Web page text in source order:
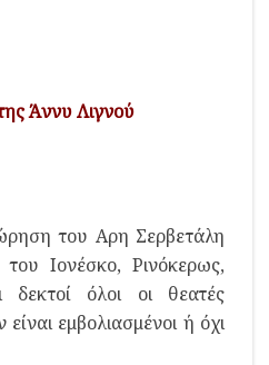
Άννυ Λιγνού
του Αρη Σερβετάλη
Ιονέσκο, Ρινόκερως,
δεκτοί όλοι οι θεατές
εμβολιασμένοι ή όχι